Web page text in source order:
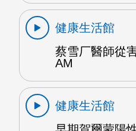
健康生活館
蔡雪厂醫師從
AM
健康生活館